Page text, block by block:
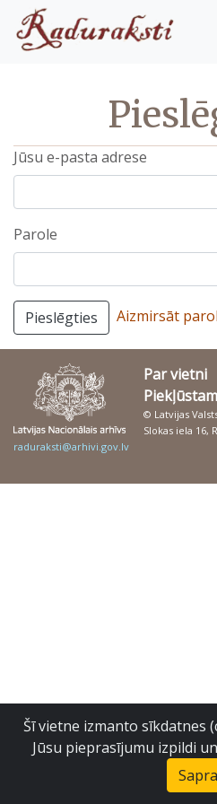
Jūsu e-pasta adrese
Parole
Pieslēgties Aizmirsāt
Par vietni
© Latvijas
Slokas iela 16,
raduraksti@arhivi.gov.lv
Šī vietne izmanto sīkdatnes
Jūsu pieprasījumu izpildi